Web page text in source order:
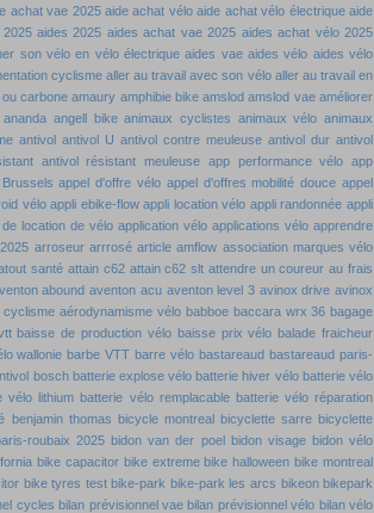
achat vae 2025 aide achat vélo aide achat vélo électrique aide
aides 2025 aides achat vae 2025 aides achat vélo 2025
son vélo en vélo électrique aides vae aides vélo aides vélo
cyclisme aller au travail avec son vélo aller au travail en
ou carbone amaury amphibie bike amslod amslod vae améliorer
ananda angell bike animaux cyclistes animaux vélo animaux
antivol antivol U antivol contre meuleuse antivol dur antivol
antivol résistant meuleuse app performance vélo app
appel d'offre vélo appel d'offres mobilité douce appel
vélo appli ebike-flow appli location vélo appli randonnée appli
de location de vélo application vélo applications vélo apprendre
arroseur arrrosé article amflow association marques vélo
santé attain c62 attain c62 slt attendre un coureur au frais
abound aventon acu aventon level 3 avinox drive avinox
cyclisme aérodynamisme vélo babboe baccara wrx 36 bagage
baisse de production vélo baisse prix vélo balade fraicheur
wallonie barbe VTT barre vélo bastareaud bastareaud paris-
bosch batterie explose vélo batterie hiver vélo batterie vélo
vélo lithium batterie vélo remplacable batterie vélo réparation
benjamin thomas bicycle montreal bicyclette sarre bicyclette
roubaix 2025 bidon van der poel bidon visage bidon vélo
bike capacitor bike extreme bike halloween bike montreal
bike tyres test bike-park bike-park les arcs bikeon bikepark
cycles bilan prévisionnel vae bilan prévisionnel vélo bilan vélo